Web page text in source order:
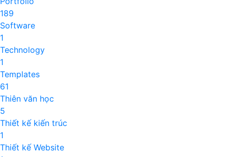
189
Software
1
Technology
1
Templates
61
Thiên văn học
5
Thiết kế kiến trúc
1
Thiết kế Website